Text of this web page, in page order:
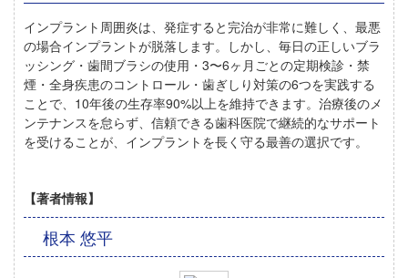
インプラント周囲炎は、発症すると完治が非常に難しく、最悪
の場合インプラントが脱落します。しかし、毎日の正しいブラ
ッシング・歯間ブラシの使用・3〜6ヶ月ごとの定期検診・禁
煙・全身疾患のコントロール・歯ぎしり対策の6つを実践する
ことで、10年後の生存率90%以上を維持できます。治療後のメ
ンテナンスを怠らず、信頼できる歯科医院で継続的なサポート
を受けることが、インプラントを長く守る最善の選択です。
【著者情報】
根本 悠平